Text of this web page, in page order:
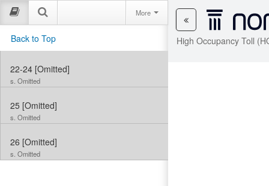
High Occupancy Toll
More
Back to Top
22-24 [Omitted]
s. Omitted
25 [Omitted]
s. Omitted
26 [Omitted]
s. Omitted